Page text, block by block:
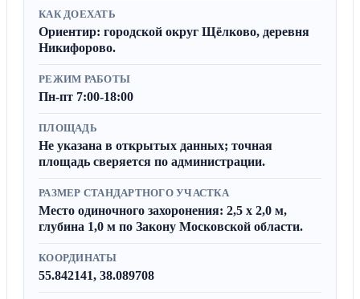
КАК ДОЕХАТЬ
Ориентир: городской округ Щёлково, деревня
Никифорово.
РЕЖИМ РАБОТЫ
Пн-пт 7:00-18:00
ПЛОЩАДЬ
Не указана в открытых данных; точная
площадь сверяется по администрации.
РАЗМЕР СТАНДАРТНОГО УЧАСТКА
Место одиночного захоронения: 2,5 x 2,0 м,
глубина 1,0 м по Закону Московской области.
КООРДИНАТЫ
55.842141, 38.089708